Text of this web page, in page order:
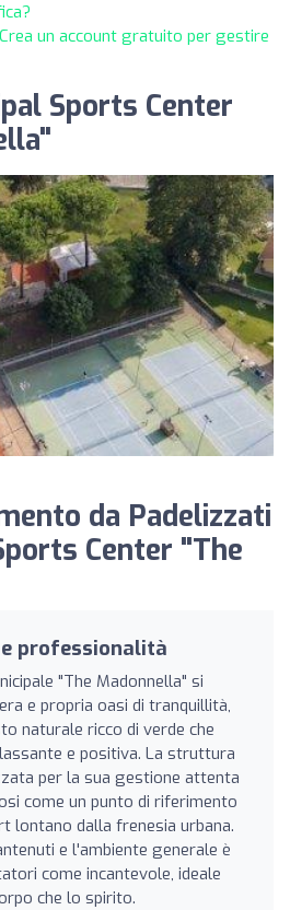
un account gratuito per gestire
Sports Center
da Padelizzati
Center "The
professionalità
"The Madonnella" si
e propria oasi di tranquillità,
naturale ricco di verde che
e positiva. La struttura
per la sua gestione attenta
come un punto di riferimento
lontano dalla frenesia urbana.
e l'ambiente generale è
come incantevole, ideale
che lo spirito.